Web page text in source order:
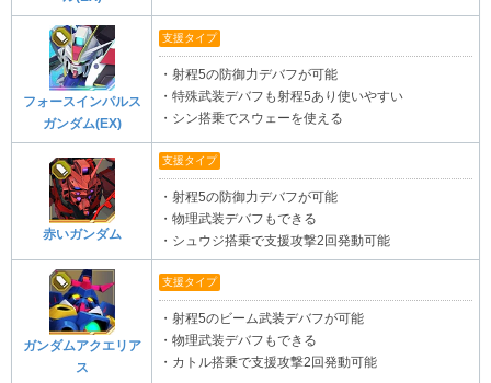
フォースインパルス
ガンダム(EX)
支援タイプ
・射程5の防御力デバフが可能
・特殊武装デバフも射程5あり使いやすい
・シン搭乗でスウェーを使える
赤いガンダム
支援タイプ
・射程5の防御力デバフが可能
・物理武装デバフもできる
・シュウジ搭乗で支援攻撃2回発動可能
ガンダムアクエリア
ス
支援タイプ
・射程5のビーム武装デバフが可能
・物理武装デバフもできる
・カトル搭乗で支援攻撃2回発動可能